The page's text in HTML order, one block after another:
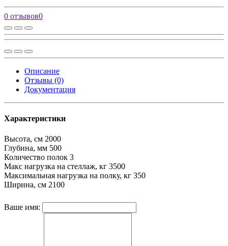
0 отзывов0
Описание
Отзывы (0)
Документация
Характеристики
Высота, см 2000
Глубина, мм 500
Количество полок 3
Макс нагрузка на стеллаж, кг 3500
Максимальная нагрузка на полку, кг 350
Ширина, см 2100
Ваше имя: